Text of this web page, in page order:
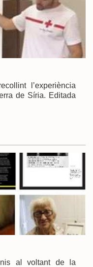
l’experiència
de Síria. Editada
al voltant de la